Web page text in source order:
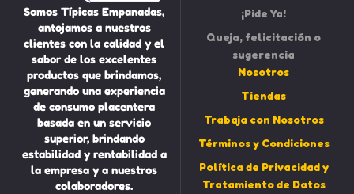
Somos Típicas Empanadas,
antojamos a nuestros
clientes con la calidad y el
sabor de los excelentes
productos que brindamos,
generando una experiencia
de consumo placentera
basada en un servicio
superior, brindando
estabilidad y rentabilidad a
la empresa y a nuestros
colaboradores.
¡Pide Ya!
Queja, felicitación o
sugerencia
Nosotros
Tiendas
Trabaja con Nosotros
Términos y Condiciones
Política de Privacidad y
Tratamiento de Datos